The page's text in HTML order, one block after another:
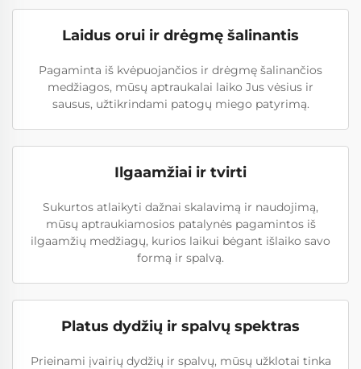
Laidus orui ir drėgmę šalinantis
Pagaminta iš kvėpuojančios ir drėgmę šalinančios
medžiagos, mūsų aptraukalai laiko Jus vėsius ir
sausus, užtikrindami patogų miego patyrimą.
Ilgaamžiai ir tvirti
Sukurtos atlaikyti dažnai skalavimą ir naudojimą,
mūsų aptraukiamosios patalynės pagamintos iš
ilgaamžių medžiagų, kurios laikui bėgant išlaiko savo
formą ir spalvą.
Platus dydžių ir spalvų spektras
Prieinami įvairių dydžių ir spalvų, mūsų užklotai tinka